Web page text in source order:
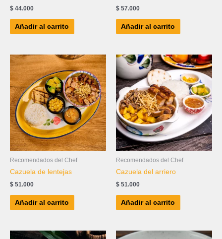
$ 44.000
Añadir al carrito
$ 57.000
Añadir al carrito
Recomendados del Chef
Cazuela de lentejas
$ 51.000
Añadir al carrito
Recomendados del Chef
Cazuela del arriero
$ 51.000
Añadir al carrito